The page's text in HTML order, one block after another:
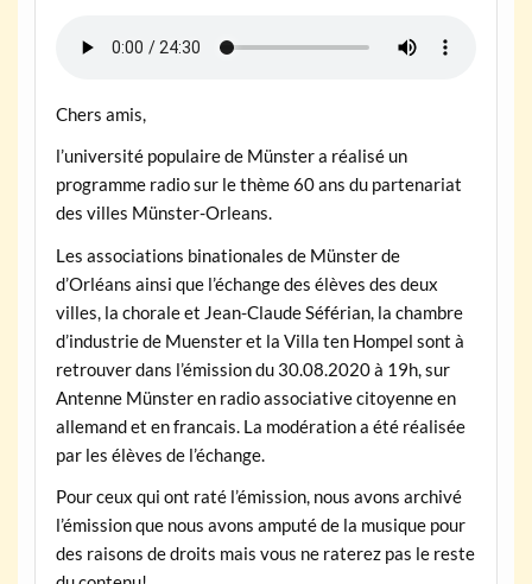
Chers amis,
l’université populaire de Münster a réalisé un
programme radio sur le thème 60 ans du partenariat
des villes Münster-Orleans.
Les associations binationales de Münster de
d’Orléans ainsi que l’échange des élèves des deux
villes, la chorale et Jean-Claude Séférian, la chambre
d’industrie de Muenster et la Villa ten Hompel sont à
retrouver dans l’émission du 30.08.2020 à 19h, sur
Antenne Münster en radio associative citoyenne en
allemand et en francais. La modération a été réalisée
par les élèves de l’échange.
Pour ceux qui ont raté l’émission, nous avons archivé
l’émission que nous avons amputé de la musique pour
des raisons de droits mais vous ne raterez pas le reste